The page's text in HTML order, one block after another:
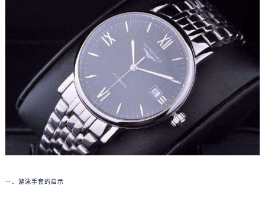
一、游泳手套的启示